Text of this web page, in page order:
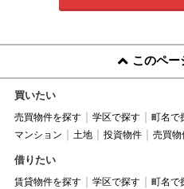
このペー
買いたい
売買物件を探す 学区で探す 町名で
マンション
土地 投資物件 売買物
借りたい
賃貸物件を探す 学区で探す 町名で